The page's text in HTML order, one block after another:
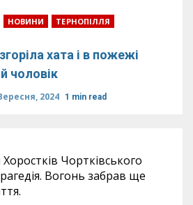
НОВИНИ ТЕРНОПІЛЛЯ
хата і в пожежі
чоловік
2024 1 min read
Хоростків Чортківського
Вогонь забрав ще